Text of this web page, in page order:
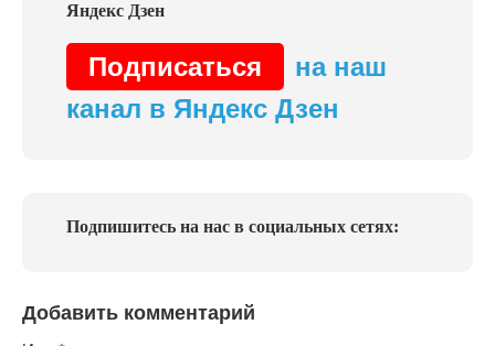
Подписаться
на наш
канал в Яндекс Дзен
Подпишитесь на нас в социальных сетях:
Добавить комментарий